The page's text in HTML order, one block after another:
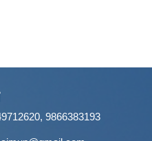
9866383193